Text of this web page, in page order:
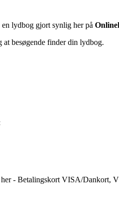
en lydbog gjort synlig her på
besøgende finder din lydbog.